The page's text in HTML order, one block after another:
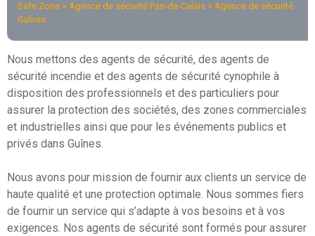
Safe Zone > Agence de sécurité Pas-de-Calais > Agence de sécurité
Guînes
Nous mettons des agents de sécurité, des agents de
sécurité incendie et des agents de sécurité cynophile à
disposition des professionnels et des particuliers pour
assurer la protection des sociétés, des zones commerciales
et industrielles ainsi que pour les événements publics et
privés dans Guînes.
Nous avons pour mission de fournir aux clients un service de
haute qualité et une protection optimale. Nous sommes fiers
de fournir un service qui s’adapte à vos besoins et à vos
exigences. Nos agents de sécurité sont formés pour assurer